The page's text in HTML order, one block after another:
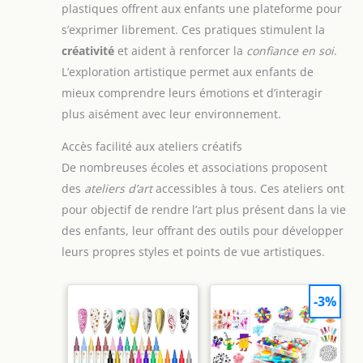
vous pensez qu'elle est
incorrecte, ne vous
inquiétez pas , vous
L'emplacement peut être
modifié. Améliorez la
résolution de problèmes
enfant. 【Cadeau idéal】
fabriqué selon les
cadeau, c'est un cadeau
d'âge préscolaire comme
Noël, Nouvel An,
anniversaire, cadeaux
scolaires. Nous nous
soucions de votre
expérience d'achat, si
n'hésitez pas à nous
plastiques offrent aux enfants une plateforme pour
s’exprimer librement. Ces pratiques stimulent la
créativité et aident à renforcer la confiance en soi.
L’exploration artistique permet aux enfants de
mieux comprendre leurs émotions et d’interagir
plus aisément avec leur environnement.
Accès facilité aux ateliers créatifs
De nombreuses écoles et associations proposent
des ateliers d’artaccessibles à tous. Ces ateliers ont
pour objectif de rendre l’art plus présent dans la vie
des enfants, leur offrant des outils pour développer
leurs propres styles et points de vue artistiques.
-3%